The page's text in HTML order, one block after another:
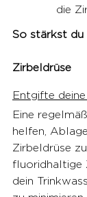
die
So stärkst du
Zirbeldrüse
Entgifte
Eine
helfen,
Zirbeldrüse
fluoridhaltige
dein